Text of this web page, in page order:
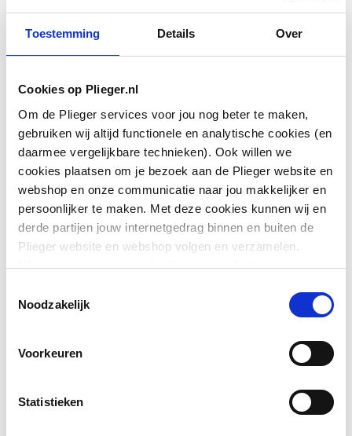
Toestemming Details Over
Cookies op Plieger.nl
Om de Plieger services voor jou nog beter te maken,
gebruiken wij altijd functionele en analytische cookies (en
daarmee vergelijkbare technieken). Ook willen we
cookies plaatsen om je bezoek aan de Plieger website en
webshop en onze communicatie naar jou makkelijker en
persoonlijker te maken. Met deze cookies kunnen wij en
derde partijen jouw internetgedrag binnen en buiten de
Plieger website en webshop volgen en verzamelen.
Hiermee passen wij en derden onze website, app,
We slaan je cookievoorkeur op in je browser.
Noodzakelijk
Voorkeuren
Statistieken
Bediening
Geschikt voor
buisdiameter
16
Geschikt voor stalen
Nee
Nom. spanning
Gedwongen afloop
Aantal meegeleverde
Met koffer
Toon meer
15 bytes